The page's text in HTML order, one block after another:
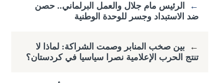
←
الرئيس مام جلال والعمل البرلماني.. حصن
ضد الاستبداد وجسر للوحدة الوطنية
←
بين صخب المنابر وصمت الشراكة: لماذا لا
تنتج الحرب الإعلامية نصرا سياسيا في كردستان؟